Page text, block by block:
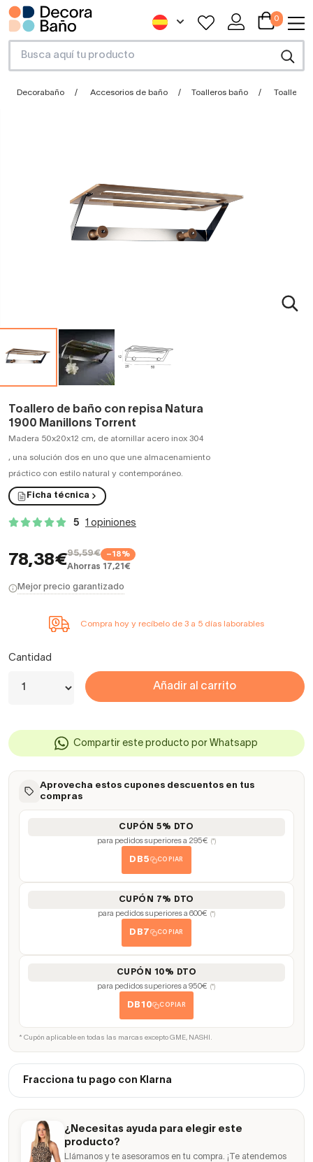
0
Decorabaño Accesorios de baño Toalleros baño Toallero
Toallero de baño con repisa Natura
1900 Manillons Torrent
Madera 50x20x12 cm, de atornillar acero inox 304
, una solución dos en uno que une almacenamiento
práctico con estilo natural y contemporáneo.
Ficha técnica
5 1 opiniones
78,38€95,59€ −18%
Ahorras 17,21€
Mejor precio garantizado
Compra hoy y recíbelo de 3 a 5 días laborables
Cantidad
Añadir al carrito
Compartir este producto por Whatsapp
Aprovecha estos cupones descuentos en tus
compras
CUPÓN 5% DTO
para pedidos superiores a 295€ (*)
DB5 COPIAR
CUPÓN 7% DTO
para pedidos superiores a 600€ (*)
DB7 COPIAR
CUPÓN 10% DTO
para pedidos superiores a 950€ (*)
DB10 COPIAR
* Cupón aplicable en todas las marcas excepto GME, NASHI.
Fracciona tu pago con Klarna
¿Necesitas ayuda para elegir este
producto?
Llámanos y te asesoramos en tu compra. ¡Te atendemos